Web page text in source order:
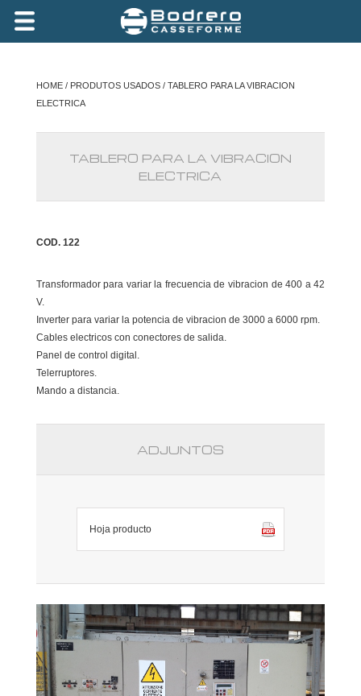
HOME/ PRODUTOS USADOS/ TABLERO PARA LA VIBRACION
ELECTRICA
TABLERO PARA LA VIBRACION
ELECTRICA
COD. 122
Transformador para variar la frecuencia de vibracion de 400 a 42
V.
Inverter para variar la potencia de vibracion de 3000 a 6000 rpm.
Cables electricos con conectores de salida.
Panel de control digital.
Telerruptores.
Mando a distancia.
ADJUNTOS
Hoja producto